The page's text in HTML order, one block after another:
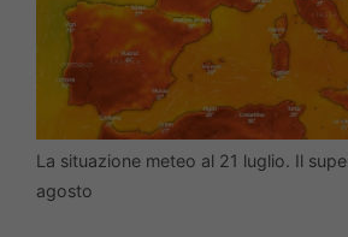
La situazione meteo al 21 luglio. Il
agosto